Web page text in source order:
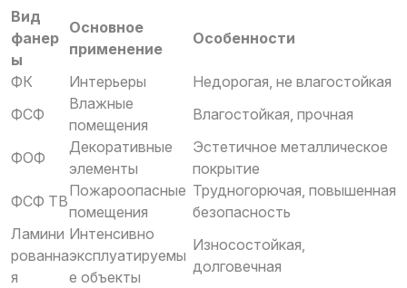
Вид
фанер
ы
Основное
применение
Особенности
ФК Интерьеры
Недорогая, не влагостойкая
ФСФ
Влажные
помещения
Влагостойкая, прочная
ФОФ
Декоративные
элементы
Эстетичное металлическое
покрытие
ФСФ ТВ
Пожароопасные
помещения
Трудногорючая, повышенная
безопасность
Ламини
рованна
я
Интенсивно
эксплуатируемы
е объекты
Износостойкая,
долговечная